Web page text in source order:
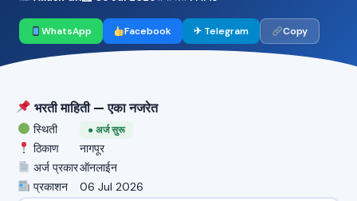
WhatsApp Facebook ✈ Telegram Copy
भरती माहिती — एका नजरेत
स्थिती ● अर्ज सुरू
ठिकाण
नागपूर
अर्ज प्रकारऑनलाईन
प्रकाशन
06 Jul 2026